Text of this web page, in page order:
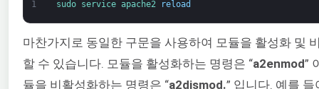
1 sudo service apache2 reload
마찬가지로 동일한 구문을 사용하여 모듈을 활성화 및
할 수 있습니다. 모듈을 활성화하는 명령은 “a2enmod”
듈을 비활성화하는 명령은 “a2dismod.” 입니다. 예를 들